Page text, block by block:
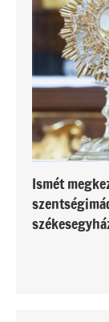
Ismét